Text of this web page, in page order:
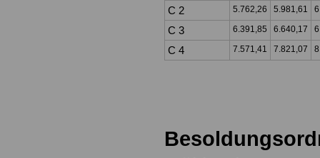
C 2 5.762,26 5.981,61
C 3 6.391,85 6.640,17
C 4 7.571,41 7.821,07